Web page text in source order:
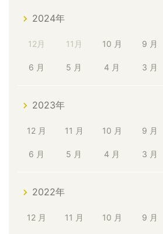
2024年
12月 11月 10 月 9 月
6 月 5 月 4 月 3 月
2023年
12 月 11 月 10 月 9 月
6 月 5 月 4 月 3 月
2022年
12 月 11 月 10 月 9 月